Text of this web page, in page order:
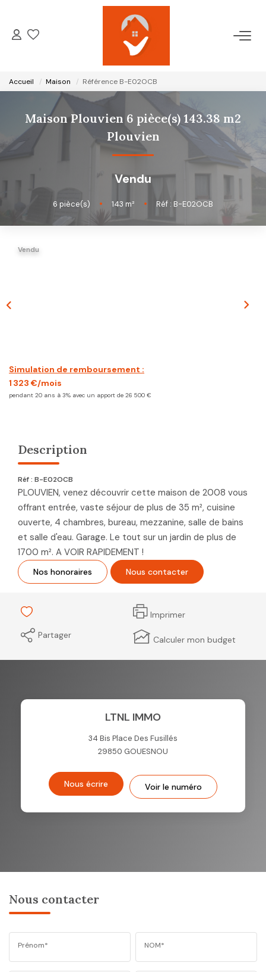
ACCUEIL
NOTRE AGENCE
VENTES
GESTION LOCATIVE
Accueil Maison Référence B-E02OCB
Maison Plouvien 6 pièce(s) 143.38 m2
Plouvien
Vendu
6 pièce(s) • 143 m² • Réf : B-E02OCB
Vendu
Simulation de remboursement :
1 323 €/mois
pendant 20 ans à 3% avec un apport de 26 500 €
Description
Réf : B-E02OCB
PLOUVIEN, venez découvrir cette maison de 2008 vous
offrant entrée, vaste séjour de plus de 35 m², cuisine
ouverte, 4 chambres, bureau, mezzanine, salle de bains
et salle d'eau. Garage. Le tout sur un jardin de plus de
1700 m². A VOIR RAPIDEMENT !
Nos honoraires Nous contacter
Imprimer
Partager
Calculer mon budget
LTNL IMMO
34 Bis Place Des Fusillés
29850 GOUESNOU
Nous écrire Voir le numéro
Nous contacter
Prénom* NOM*